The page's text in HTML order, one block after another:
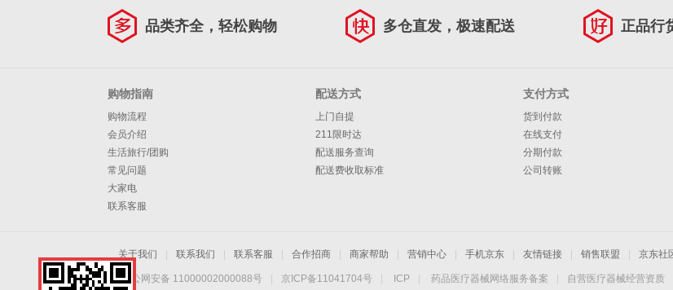
品类齐全，轻松购物 多仓直发，极速配送 正品行
购物指南
购物流程
会员介绍
生活旅行/团购
常见问题
大家电
联系客服
配送方式
上门自提
211限时达
配送服务查询
配送费收取标准
支付方式
货到付款
在线支付
分期付款
公司转账
关于我们 联系我们 联系客服 合作招商 商家帮助 营销中心 手机京东 友情链接 销售联盟 京东社
京公网安备 11000002000088号 京ICP备11041704号 ICP 药品医疗器械网络服务备案 自营医疗器械经营资质